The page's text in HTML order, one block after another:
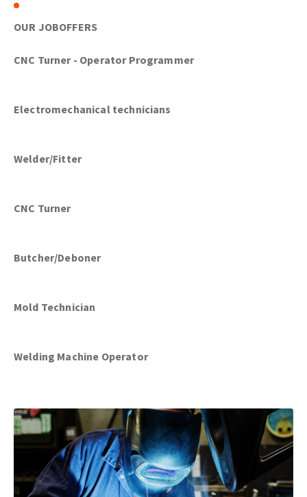
OUR JOBOFFERS
CNC Turner - Operator Programmer
Electromechanical technicians
Welder/Fitter
CNC Turner
Butcher/Deboner
Mold Technician
Welding Machine Operator